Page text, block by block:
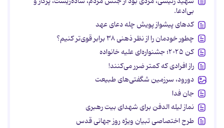
بی‌ادعا.
کدهای پیشواز پویش چله دعای عهد
چطور خودمان را از نظر ذهنی ۳۸ برابر قوی‌تر کنیم؟
کن ۲۰۲۵؛ جشنواره‌ای علیه خانواده
راز افرادی که کمتر ضرر می‌کنند!
دورود، سرزمین شگفتی‌های طبیعت
جان فدا
نماز لیله الدفن برای شهدای بیت رهبری
طرح اختصاصی تبیان ویژه روز جهانی قدس